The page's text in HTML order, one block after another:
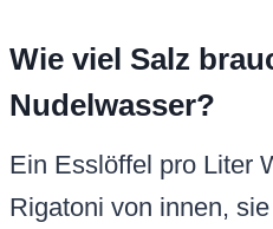
Wie viel Salz
Nudelwasser?
Ein Esslöffel pro Liter
Rigatoni von innen,